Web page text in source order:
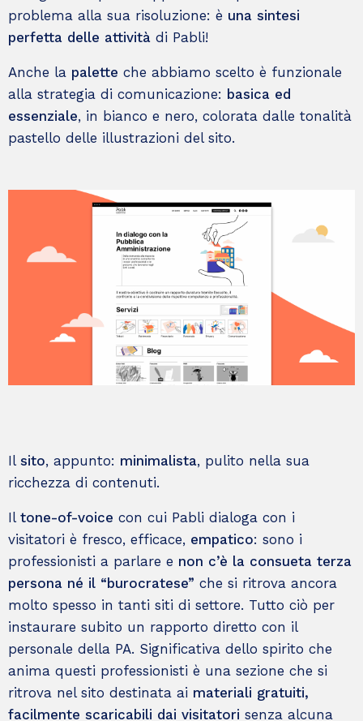
problema alla sua risoluzione: è una sintesi
perfetta delle attività di Pabli!
Anche la palette che abbiamo scelto è funzionale
alla strategia di comunicazione: basica ed
essenziale, in bianco e nero, colorata dalle tonalità
pastello delle illustrazioni del sito.
Il sito, appunto: minimalista, pulito nella sua
ricchezza di contenuti.
Il tone-of-voice con cui Pabli dialoga con i
visitatori è fresco, efficace, empatico: sono i
professionisti a parlare e non c’è la consueta terza
persona né il “burocratese” che si ritrova ancora
molto spesso in tanti siti di settore. Tutto ciò per
instaurare subito un rapporto diretto con il
personale della PA. Significativa dello spirito che
anima questi professionisti è una sezione che si
ritrova nel sito destinata ai materiali gratuiti,
facilmente scaricabili dai visitatori senza alcuna